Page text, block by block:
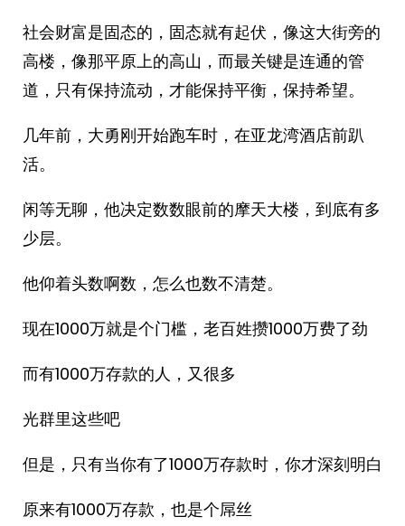
社会财富是固态的，固态就有起伏，像这大街旁的
高楼，像那平原上的高山，而最关键是连通的管
道，只有保持流动，才能保持平衡，保持希望。
几年前，大勇刚开始跑车时，在亚龙湾酒店前趴
活。
闲等无聊，他决定数数眼前的摩天大楼，到底有多
少层。
他仰着头数啊数，怎么也数不清楚。
现在1000万就是个门槛，老百姓攒1000万费了劲
而有1000万存款的人，又很多
光群里这些吧
但是，只有当你有了1000万存款时，你才深刻明白
原来有1000万存款，也是个屌丝